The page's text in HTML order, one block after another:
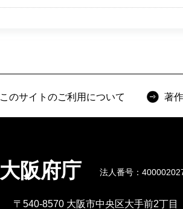
このサイトのご利用について 著
大阪府庁 法人番号：
〒540-8570 大阪市中央区大手前2丁目